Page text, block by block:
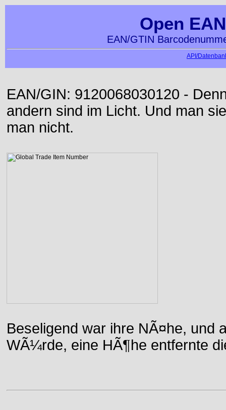
Open
EAN/GTIN
API/
EAN/GIN: 9120068030120 -
andern sind im Licht. Und man
man nicht.
Beseligend war ihre NÃ¤he, und
WÃ¼rde, eine HÃ¶he entfernte